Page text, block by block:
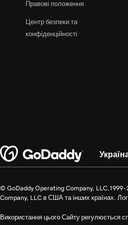
Правові положення
Центр безпеки та
конфіденційності
© GoDaddy Operating Company,
Company, LLC в США та інших країнах.
Використання цього Сайту регулюється